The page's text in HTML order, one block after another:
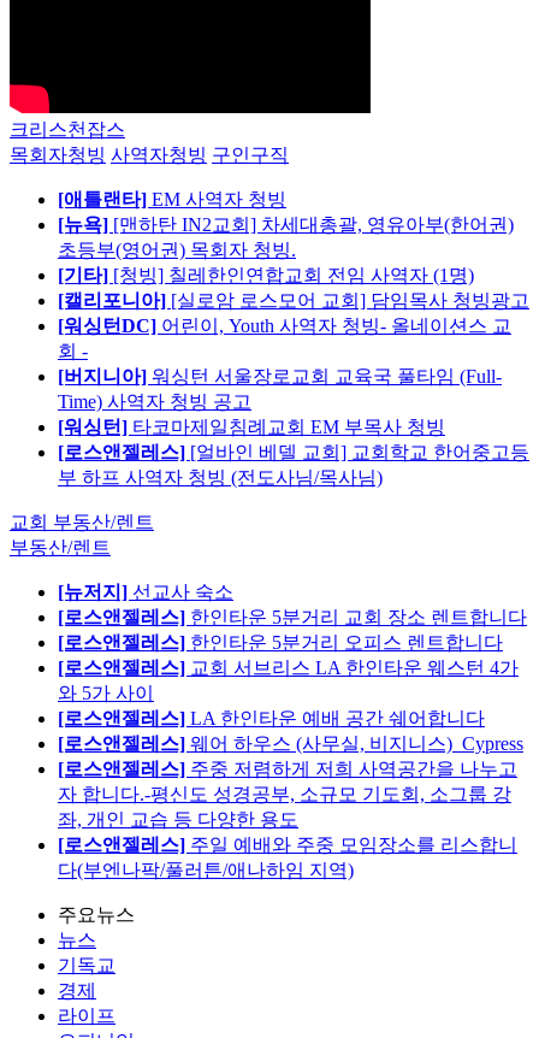
크리스천잡스
목회자청빙 사역자청빙 구인구직
[애틀랜타] EM 사역자 청빙
[뉴욕] [맨하탄 IN2교회] 차세대총괄, 영유아부(한어권)
초등부(영어권) 목회자 청빙.
[기타] [청빙] 칠레한인연합교회 전임 사역자 (1명)
[캘리포니아] [실로암 로스모어 교회] 담임목사 청빙광고
[워싱턴DC] 어린이, Youth 사역자 청빙- 올네이션스 교
회 -
[버지니아] 워싱턴 서울장로교회 교육국 풀타임 (Full-
Time) 사역자 청빙 공고
[워싱턴] 타코마제일침례교회 EM 부목사 청빙
[로스앤젤레스] [얼바인 베델 교회] 교회학교 한어중고등
부 하프 사역자 청빙 (전도사님/목사님)
교회 부동산/렌트
부동산/렌트
[뉴저지] 선교사 숙소
[로스앤젤레스] 한인타운 5분거리 교회 장소 렌트합니다
[로스앤젤레스] 한인타운 5분거리 오피스 렌트합니다
[로스앤젤레스] 교회 서브리스 LA 한인타운 웨스턴 4가
와 5가 사이
[로스앤젤레스] LA 한인타운 예배 공간 쉐어합니다
[로스앤젤레스] 웨어 하우스 (사무실, 비지니스)_Cypress
[로스앤젤레스] 주중 저렴하게 저희 사역공간을 나누고
자 합니다.-평신도 성경공부, 소규모 기도회, 소그룹 강
좌, 개인 교습 등 다양한 용도
[로스앤젤레스] 주일 예배와 주중 모임장소를 리스합니
다(부엔나팍/풀러튼/애나하임 지역)
주요뉴스
뉴스
기독교
경제
라이프